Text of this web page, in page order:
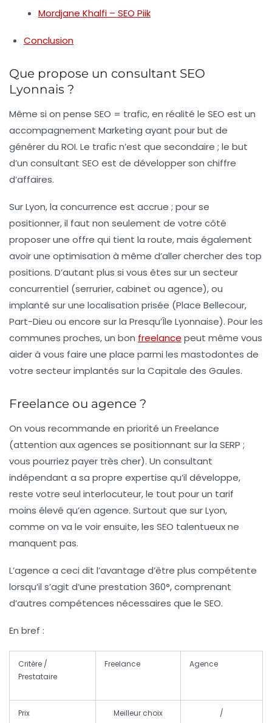
Mordjane Khalfi – SEO Piik
Conclusion
Que propose un consultant SEO
Lyonnais ?
Même si on pense SEO = trafic, en réalité le SEO est un
accompagnement Marketing ayant pour but de
générer du ROI. Le trafic n’est que secondaire ; le but
d’un consultant SEO est de développer son chiffre
d’affaires.
Sur Lyon, la concurrence est accrue ; pour se
positionner, il faut non seulement de votre côté
proposer une offre qui tient la route, mais également
avoir une optimisation à même d’aller chercher des top
positions. D’autant plus si vous êtes sur un secteur
concurrentiel (serrurier, cabinet ou agence), ou
implanté sur une localisation prisée (Place Bellecour,
Part-Dieu ou encore sur la Presqu’Île Lyonnaise). Pour les
communes proches, un bon freelance peut même vous
aider à vous faire une place parmi les mastodontes de
votre secteur implantés sur la Capitale des Gaules.
Freelance ou agence ?
On vous recommande en priorité un Freelance
(attention aux agences se positionnant sur la SERP ;
vous pourriez payer très cher). Un consultant
indépendant a sa propre expertise qu’il développe,
reste votre seul interlocuteur, le tout pour un tarif
moins élevé qu’en agence. Surtout que sur Lyon,
comme on va le voir ensuite, les SEO talentueux ne
manquent pas.
L’agence a ceci dit l’avantage d’être plus compétente
lorsqu’il s’agit d’une prestation 360°, comprenant
d’autres compétences nécessaires que le SEO.
En bref :
Critère /
Prestataire
Freelance Agence
Prix Meilleur choix /